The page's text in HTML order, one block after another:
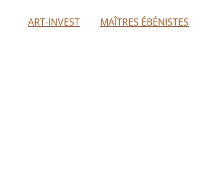
ART-INVEST MAÎTRES ÉBÉNISTES